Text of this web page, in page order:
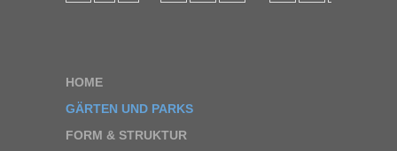
HOME
GÄRTEN UND PARKS
FORM & STRUKTUR